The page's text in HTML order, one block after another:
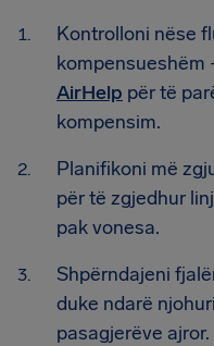
Kontrolloni nëse
kompensueshëm
AirHelp për të
kompensim.
Planifikoni më
për të zgjedhur
pak vonesa.
Shpërndajeni
duke ndarë
pasagjerëve ajror.